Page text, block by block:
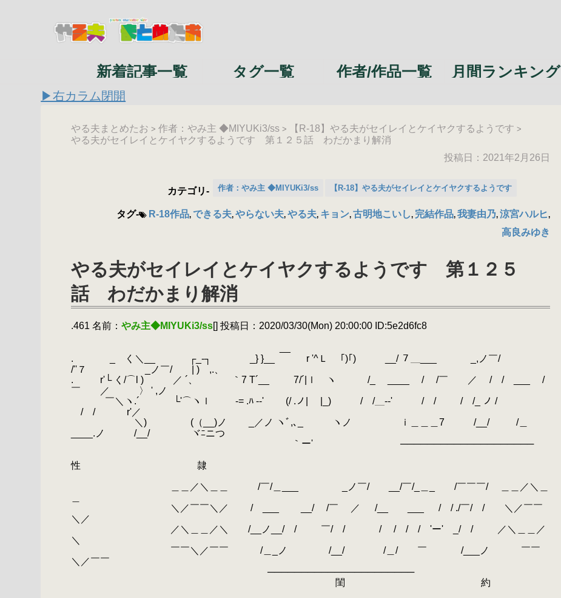
新着記事一覧 タグ一覧 作者/作品一覧 月間ランキング
▶右カラム閉開
やる夫まとめたお > 作者：やみ主 ◆MIYUKi3/ss > 【R-18】やる夫がセイレイとケイヤクするようです >
やる夫がセイレイとケイヤクするようです 第１２５話 わだかまり解消
投稿日：2021年2月26日
作者：やみ主 ◆MIYUKi3/ss 【R-18】やる夫がセイレイとケイヤクするようです
カテゴリ-
タグ- R-18作品, できる夫, やらない夫, やる夫, キョン, 古明地こいし, 完結作品, 我妻由乃, 涼宮ハルヒ,
高良みゆき
やる夫がセイレイとケイヤクするようです 第１２５
話 わだかまり解消
.461 名前：やみ主◆MIYUKi3/ss[] 投稿日：2020/03/30(Mon) 20:00:00 ID:5e2d6fc8
.
_ く＼__ ┌_‐┐ _} }__ r '^Ｌ ｢)｢) __/ ７＿___ _,ノ￣/
/''７ _ノ￣/ | ) ,.、
.
r'└ く/⌒l ) ／ ´、 ｀7 T´__ 7/´|ｌ ヽ /_ ____ / /￣ ／ / / ___ /
￣ ／ 〉 ' ,ノ
￣＼ヽ.´ └'⌒ヽｌ -= .ﾊ -‐' (/ .ノ| |_) / /＿--' ￣/ / / /_ ノ /
￣/ / r'／
＼) (（__)ノ _／ノ ヽﾞ,､_ ヽノ ｉ＿＿＿7 /__/ /＿
____.ノ /__/ ヾﾆニつ
｀ー' ────────────────────
性 隷
＿＿／＼＿＿ /￣/＿___ _ノ￣/ __/￣/_＿_ /￣￣￣/ ＿＿／＼＿
＼／￣￣＼／ / ___ __/ /￣ ／ /__ ___ / / ./￣/ / ＼／￣￣
＼／
／＼＿＿／＼ /__ノ__/ / ￣/ / / / / / 'ー' _/ / ／＼＿＿／
＼
￣￣＼／￣￣ /＿_ノ /__/ /＿/ ￣ /___ノ ￣￣
＼／￣￣
──────────────────────
閨 約